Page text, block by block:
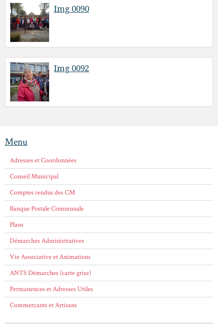
Img 0090
Img 0092
Menu
Adresses et Coordonnées
Conseil Municipal
Comptes rendus des CM
Banque Postale Communale
Plans
Démarches Administratives
Vie Associative et Animations
ANTS Démarches (carte grise)
Permanences et Adresses Utiles
Commerçants et Artisans